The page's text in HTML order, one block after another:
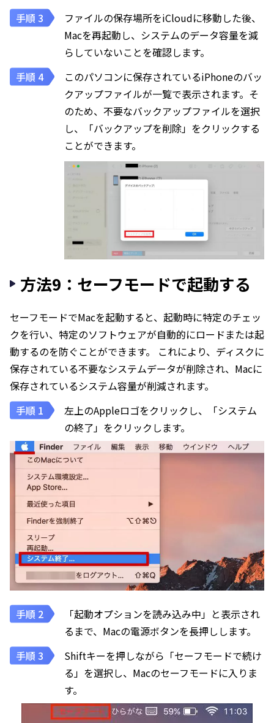
ファイルの保存場所をiCloudに移動した後、
Macを再起動し、システムのデータ容量を減
らしていないことを確認します。
このパソコンに保存されているiPhoneのバッ
クアップファイルが一覧で表示されます。そ
のため、不要なバックアップファイルを選択
し、「バックアップを削除」をクリックする
ことができます。
方法9：セーフモードで起動する
セーフモードでMacを起動すると、起動時に特定のチェッ
クを行い、特定のソフトウェアが自動的にロードまたは起
動するのを防ぐことができます。 これにより、ディスクに
保存されている不要なシステムデータが削除され、Macに
保存されているシステム容量が削減されます。
左上のAppleロゴをクリックし、「システム
の終了」をクリックします。
「起動オプションを読み込み中」と表示され
るまで、Macの電源ボタンを長押しします。
Shiftキーを押しながら「セーフモードで続け
る」を選択し、Macのセーフモードに入りま
す。